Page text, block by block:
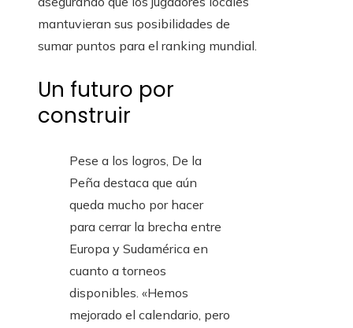
mantuvieran sus posibilidades de
sumar puntos para el ranking mundial.
Un futuro por
construir
Pese a los logros, De la
Peña destaca que aún
queda mucho por hacer
para cerrar la brecha entre
Europa y Sudamérica en
cuanto a torneos
disponibles. «Hemos
mejorado el calendario, pero